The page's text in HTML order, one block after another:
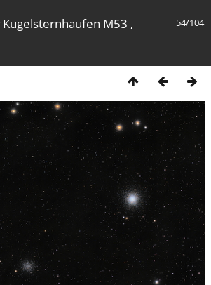
54/104
Kugelsternhaufen M53 ,